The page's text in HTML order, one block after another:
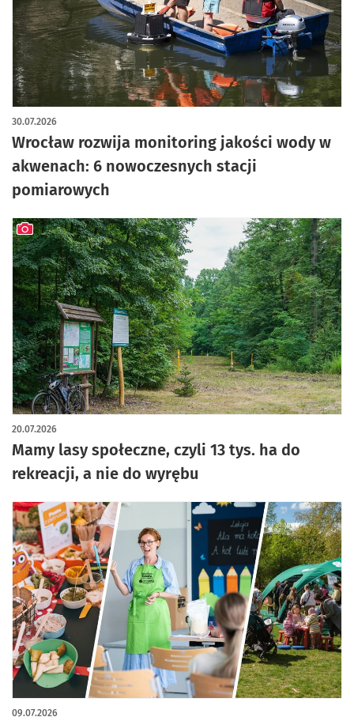
Wrocław rozwija monitoring jakości wody w
akwenach: 6 nowoczesnych stacji
pomiarowych
30.07.2026
artykuł z galerią zdjęć
Mamy lasy społeczne, czyli 13 tys. ha do
rekreacji, a nie do wyrębu
20.07.2026
artykuł z galerią zdjęć
09.07.2026